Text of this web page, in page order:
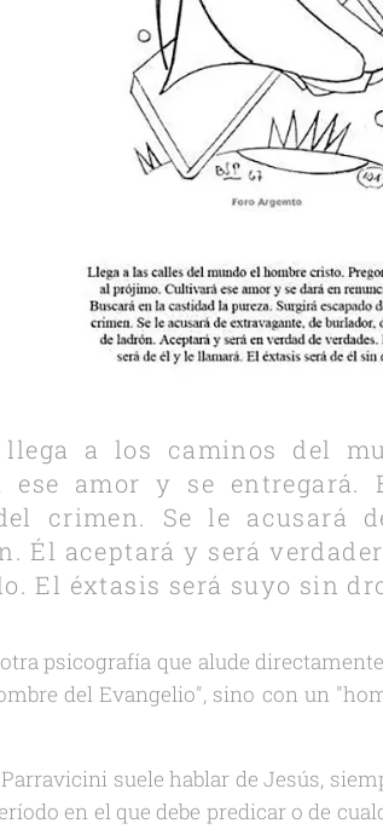
a los caminos del
ese amor y se entregará.
crimen. Se le acusará
Él aceptará y será
El éxtasis será suyo sin
psicografía que alude
del Evangelio", sino con un
suele hablar de Jesús,
en el que debe predicar o de